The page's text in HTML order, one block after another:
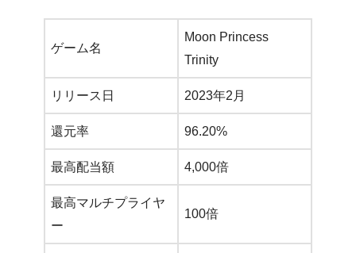
ゲーム名
Moon Princess
Trinity
リリース日 2023年2月
還元率 96.20%
最高配当額 4,000倍
最高マルチプライヤ
ー
100倍